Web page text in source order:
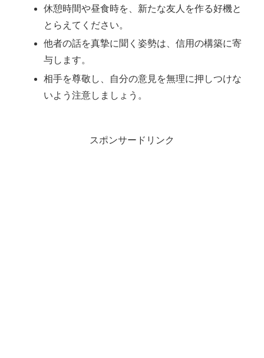
休憩時間や昼食時を、新たな友人を作る好機と
とらえてください。
他者の話を真摯に聞く姿勢は、信用の構築に寄
与します。
相手を尊敬し、自分の意見を無理に押しつけな
いよう注意しましょう。
スポンサードリンク